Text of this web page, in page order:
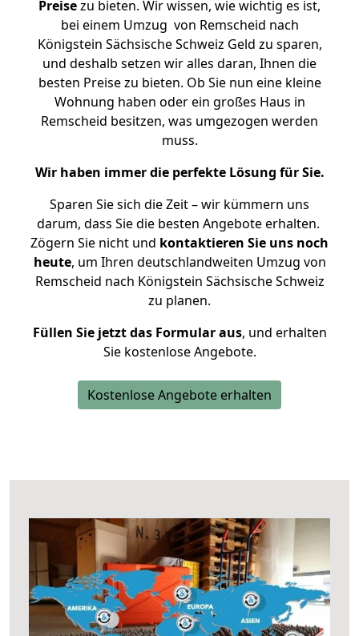
Preisezu bieten. Wir wissen, wie wichtig es ist,
bei einem Umzug von Remscheid nach
Königstein Sächsische Schweiz Geld zu sparen,
und deshalb setzen wir alles daran, Ihnen die
besten Preise zu bieten. Ob Sie nun eine kleine
Wohnung haben oder ein großes Haus in
Remscheid besitzen, was umgezogen werden
muss.
Wir haben immer die perfekte Lösung für Sie.
Sparen Sie sich die Zeit – wir kümmern uns
darum, dass Sie die besten Angebote erhalten.
Zögern Sie nicht und kontaktieren Sie uns noch
heute, um Ihren deutschlandweiten Umzug von
Remscheid nach Königstein Sächsische Schweiz
zu planen.
Füllen Sie jetzt das Formular aus, und erhalten
Sie kostenlose Angebote.
Kostenlose Angebote erhalten